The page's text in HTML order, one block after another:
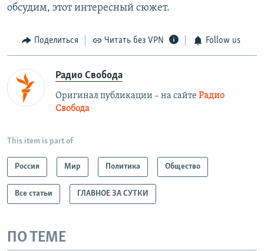
обсудим, этот интересный сюжет.
Поделиться Читать без VPN Follow us
Радио Свобода
Оригинал публикации – на сайте Радио
Свобода
This item is part of
Россия Мир Политика Общество
Все статьи ГЛАВНОЕ ЗА СУТКИ
ПО ТЕМЕ